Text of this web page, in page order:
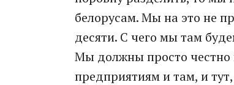
белорусам. Мы на это не
десяти. С чего мы там
Мы должны просто честно
предприятиям и там, и